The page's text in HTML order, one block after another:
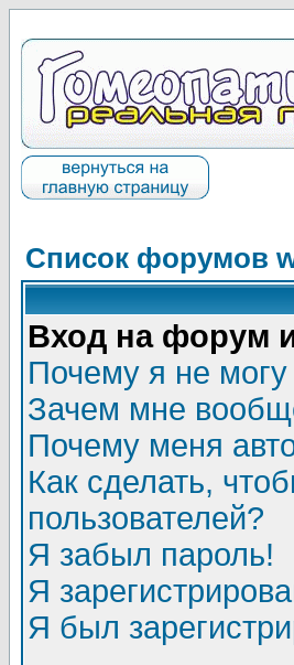
Список форумов
Вход на форум
Почему я не могу
Зачем мне
Почему меня
Как сделать,
пользователей?
Я забыл пароль!
Я
Я был